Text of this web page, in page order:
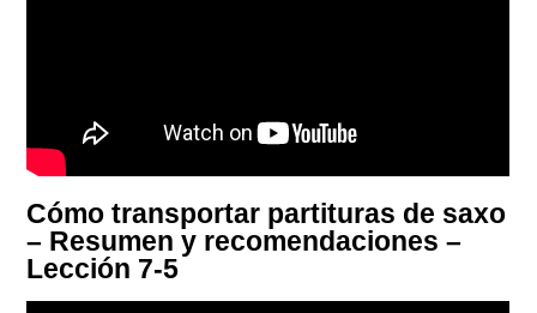
Cómo transportar partituras de saxo
– Resumen y recomendaciones –
Lección 7-5